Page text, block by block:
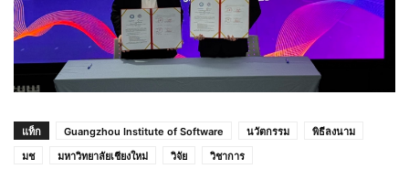
แท็ก Guangzhou Institute of Software นวัตกรรม
พิธีลงนาม
มช
มหาวิทยาลัยเชียงใหม่ วิจัย
วิชาการ